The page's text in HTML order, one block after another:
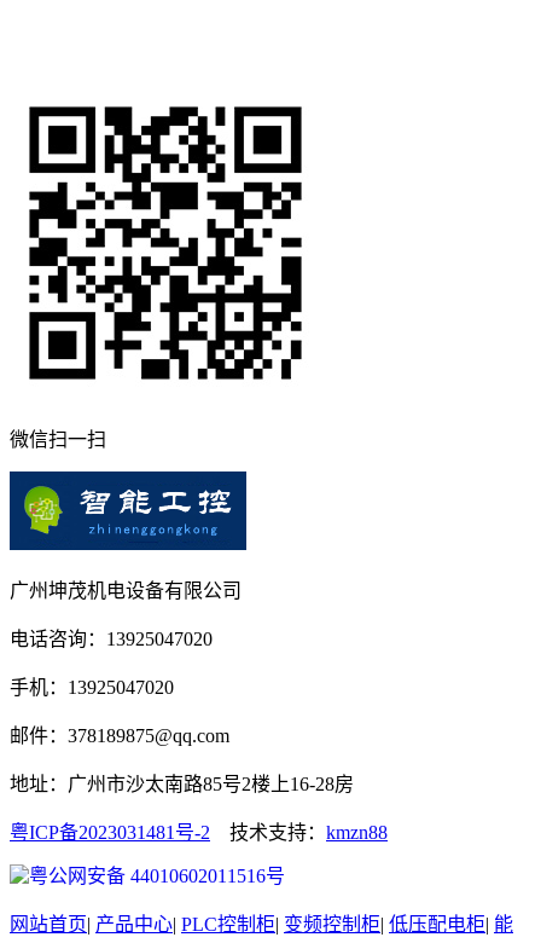
微信扫一扫
广州坤茂机电设备有限公司
电话咨询：13925047020
手机：13925047020
邮件：378189875@qq.com
地址：广州市沙太南路85号2楼上16-28房
粤ICP备2023031481号-2 技术支持： kmzn88
粤公网安备 44010602011516号
网站首页| 产品中心| PLC控制柜| 变频控制柜| 低压配电柜| 能